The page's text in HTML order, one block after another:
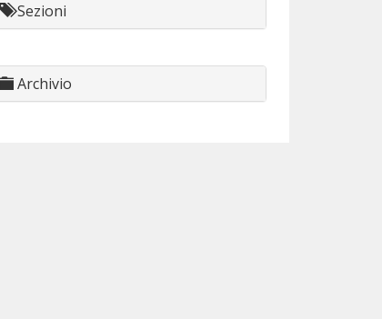
Sezioni
Archivio